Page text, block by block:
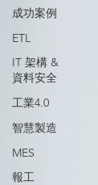
成功案例
ETL
IT 架構 &
資料安全
工業4.0
智慧製造
MES
報工